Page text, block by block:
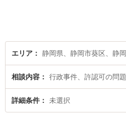
い。
エリア
相談内容 行政事件、許認可の問題
詳細条件 未選択